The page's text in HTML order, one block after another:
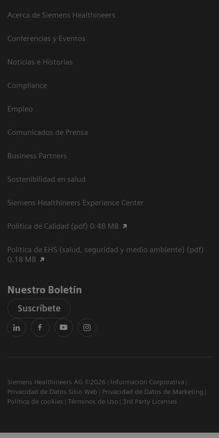
Acerca de Siemens Healthineers
Conferencias y Eventos
Noticias e Historias
Compliance
Empleo
Comunicados de Prensa
Business Partners
Sostenibilidad en salud
Siemens Healthineers Experience Center
Política de Calidad (pdf) 0.48 MB
Política de EHS (salud, seguridad y medio ambiente) (pdf)
0.18 MB
Nuestro Boletín
Suscríbete
Siemens Healthineers AG ©2026
Información Corporativa
Privacidad de Datos Sitio Web
Privacidad de Datos de Marketing
Política de cookies
Términos de Uso 3rd Party Licenses